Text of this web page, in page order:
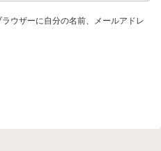
ウザーに自分の名前、メールアドレ